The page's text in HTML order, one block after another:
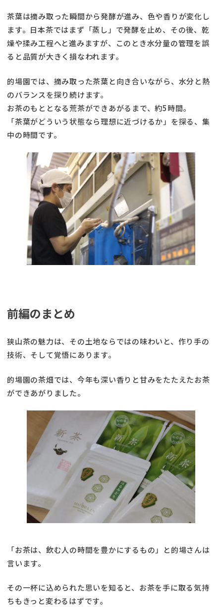
茶葉は摘み取った瞬間から発酵が進み、色や香りが変化し
ます。日本茶ではまず「蒸し」で発酵を止め、その後、乾
燥や揉み工程へと進みますが、このとき水分量の管理を誤
ると品質が大きく損なわれます。
的場園では、摘み取った茶葉と向き合いながら、水分と熱
のバランスを探り続けます。
お茶のもととなる荒茶ができあがるまで、約5時間。
「茶葉がどういう状態なら理想に近づけるか」を探る、集
中の時間です。
前編のまとめ
狭山茶の魅力は、その土地ならではの味わいと、作り手の
技術、そして覚悟にあります。
的場園の茶畑では、今年も深い香りと甘みをたたえたお茶
ができあがりました。
「お茶は、飲む人の時間を豊かにするもの」と的場さんは
言います。
その一杯に込められた思いを知ると、お茶を手に取る気持
ちもきっと変わるはずです。